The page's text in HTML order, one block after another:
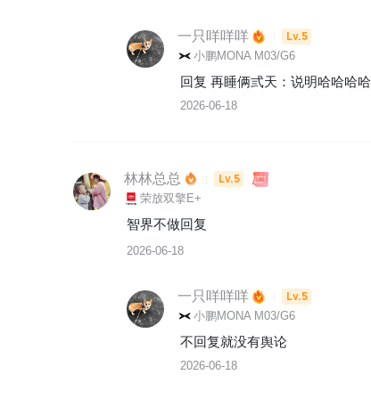
一只咩咩咩 Lv.5
小鹏MONA M03/G6
回复 再睡俩弎天 ： 说明哈哈哈哈
2026-06-18
林林总总 Lv.5
荣放双擎E+
智界不做回复
2026-06-18
一只咩咩咩 Lv.5
小鹏MONA M03/G6
不回复就没有舆论
2026-06-18